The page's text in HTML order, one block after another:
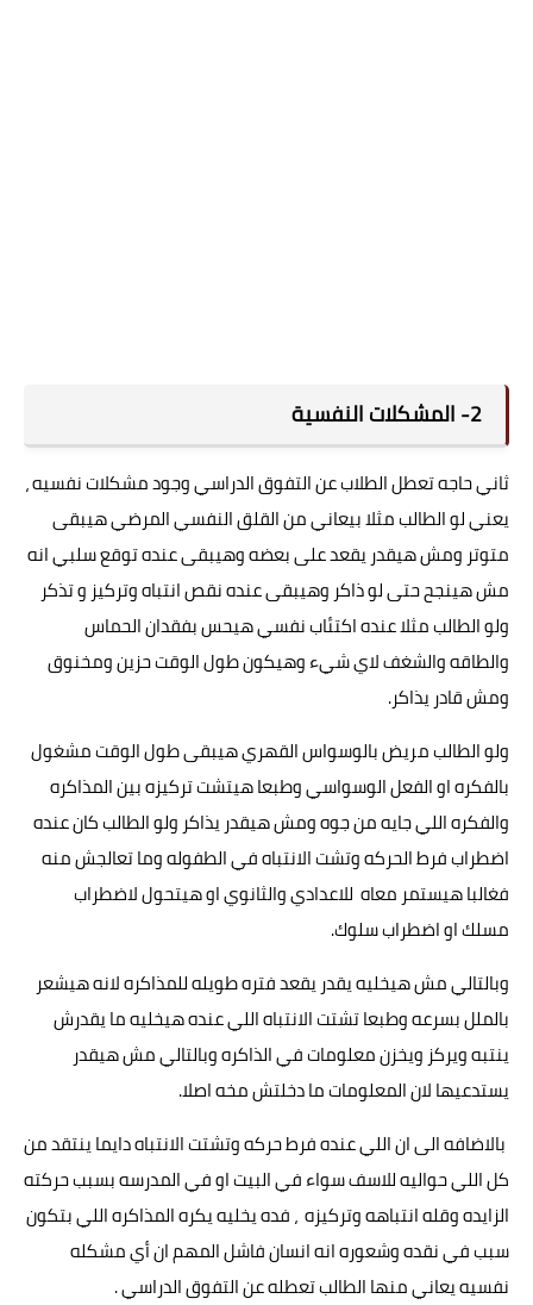
2- المشكلات النفسية
ثاني حاجه تعطل الطلاب عن التفوق الدراسي وجود مشكلات نفسيه ،
يعني لو الطالب مثلا بيعاني من القلق النفسي المرضي هيبقى
متوتر ومش هيقدر يقعد على بعضه وهيبقى عنده توقع سلبي انه
مش هينجح حتى لو ذاكر وهيبقى عنده نقص انتباه وتركيز و تذكر
ولو الطالب مثلا عنده اكتئاب نفسي هيحس بفقدان الحماس
والطاقه والشغف لاي شيء وهيكون طول الوقت حزين ومخنوق
ومش قادر يذاكر.
ولو الطالب مريض بالوسواس القهري هيبقى طول الوقت مشغول
بالفكره او الفعل الوسواسي وطبعا هيتشت تركيزه بين المذاكره
والفكره اللي جايه من جوه ومش هيقدر يذاكر ولو الطالب كان عنده
اضطراب فرط الحركه وتشت الانتباه في الطفوله وما تعالجش منه
فغالبا هيستمر معاه للاعدادي والثانوي او هيتحول لاضطراب
مسلك او اضطراب سلوك.
وبالتالي مش هيخليه يقدر يقعد فتره طويله للمذاكره لانه هيشعر
بالملل بسرعه وطبعا تشتت الانتباه اللي عنده هيخليه ما يقدرش
ينتبه ويركز ويخزن معلومات في الذاكره وبالتالي مش هيقدر
يستدعيها لان المعلومات ما دخلتش مخه اصلا.
بالاضافه الى ان اللي عنده فرط حركه وتشتت الانتباه دايما ينتقد من
كل اللي حواليه للاسف سواء في البيت او في المدرسه بسبب حركته
الزايده وقله انتباهه وتركيزه ، فده يخليه يكره المذاكره اللي بتكون
سبب في نقده وشعوره انه انسان فاشل المهم ان أي مشكله
نفسيه يعاني منها الطالب تعطله عن التفوق الدراسي .